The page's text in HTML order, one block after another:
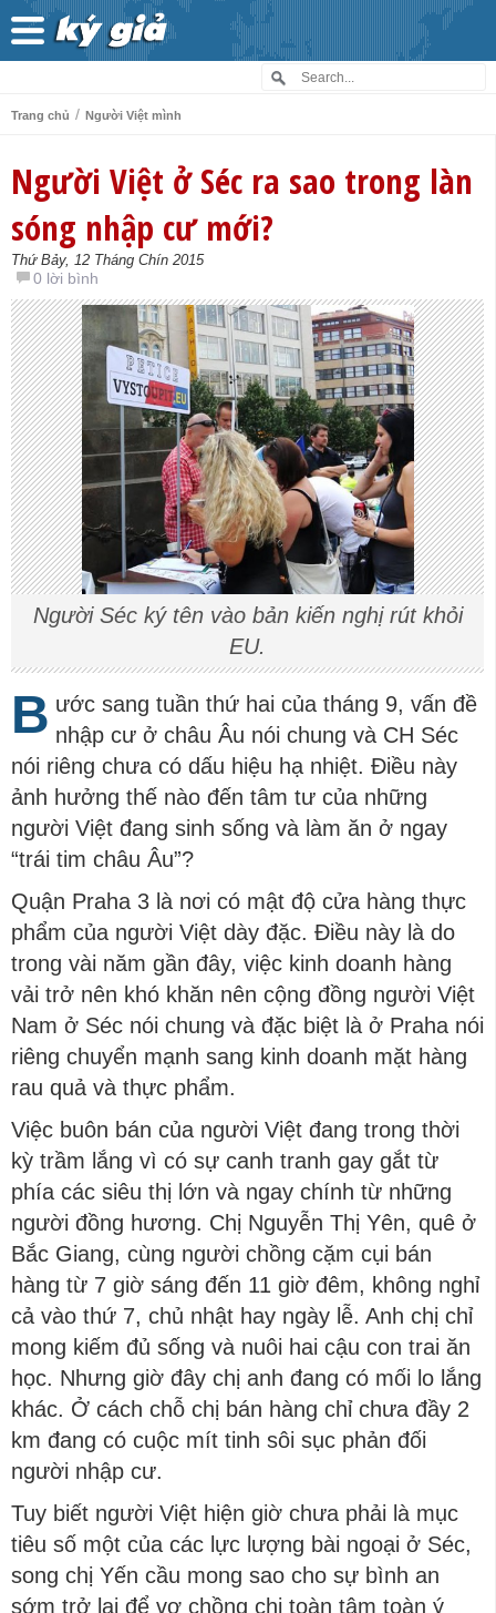
Trang chủ / Người Việt mình
Người Việt ở Séc ra sao trong làn
sóng nhập cư mới?
Thứ Bảy, 12 Tháng Chín 2015
0 lời bình
Người Séc ký tên vào bản kiến nghị rút khỏi
EU.
B ước sang tuần thứ hai của tháng 9, vấn đề
nhập cư ở châu Âu nói chung và CH Séc
nói riêng chưa có dấu hiệu hạ nhiệt. Điều này
ảnh hưởng thế nào đến tâm tư của những
người Việt đang sinh sống và làm ăn ở ngay
“trái tim châu Âu”?
Quận Praha 3 là nơi có mật độ cửa hàng thực
phẩm của người Việt dày đặc. Điều này là do
trong vài năm gần đây, việc kinh doanh hàng
vải trở nên khó khăn nên cộng đồng người Việt
Nam ở Séc nói chung và đặc biệt là ở Praha nói
riêng chuyển mạnh sang kinh doanh mặt hàng
rau quả và thực phẩm.
Việc buôn bán của người Việt đang trong thời
kỳ trầm lắng vì có sự canh tranh gay gắt từ
phía các siêu thị lớn và ngay chính từ những
người đồng hương. Chị Nguyễn Thị Yên, quê ở
Bắc Giang, cùng người chồng cặm cụi bán
hàng từ 7 giờ sáng đến 11 giờ đêm, không nghỉ
cả vào thứ 7, chủ nhật hay ngày lễ. Anh chị chỉ
mong kiếm đủ sống và nuôi hai cậu con trai ăn
học. Nhưng giờ đây chị anh đang có mối lo lắng
khác. Ở cách chỗ chị bán hàng chỉ chưa đầy 2
km đang có cuộc mít tinh sôi sục phản đối
người nhập cư.
Tuy biết người Việt hiện giờ chưa phải là mục
tiêu số một của các lực lượng bài ngoại ở Séc,
song chị Yến cầu mong sao cho sự bình an
sớm trở lại để vợ chồng chị toàn tâm toàn ý